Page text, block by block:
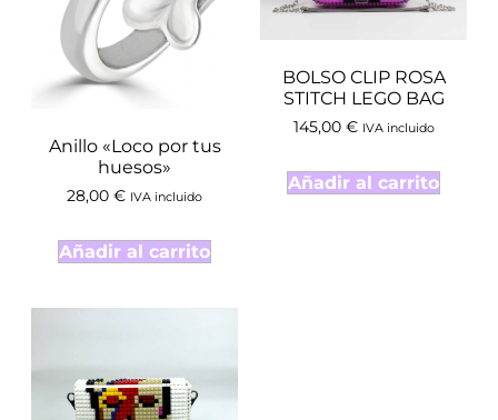
Anillo «Loco por tus
huesos»
28,00 € IVA incluido
Añadir al carrito
BOLSO CLIP ROSA
STITCH LEGO BAG
145,00 € IVA incluido
Añadir al carrito